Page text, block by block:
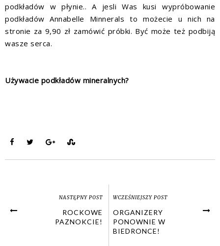
podkładów w płynie.. A jesli Was kusi wypróbowanie
podkładów Annabelle Minnerals to możecie u nich na
stronie za 9,90 zł zamówić próbki. Być może też podbiją
wasze serca.
Używacie podkładów mineralnych?
NASTĘPNY POST
ROCKOWE
PAZNOKCIE!
WCZEŚNIEJSZY POST
ORGANIZERY
PONOWNIE W
BIEDRONCE!